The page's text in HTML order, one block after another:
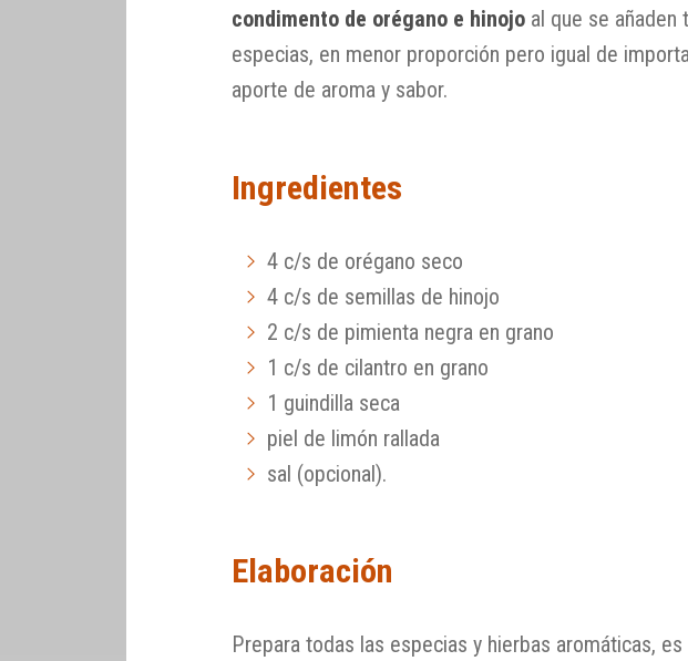
condimento de orégano e hinojo al que se añaden
especias, en menor proporción pero igual de
aporte de aroma y sabor.
Ingredientes
4 c/s de orégano seco
4 c/s de semillas de hinojo
2 c/s de pimienta negra en grano
1 c/s de cilantro en grano
1 guindilla seca
piel de limón rallada
sal (opcional).
Elaboración
Prepara todas las especias y hierbas aromáticas,